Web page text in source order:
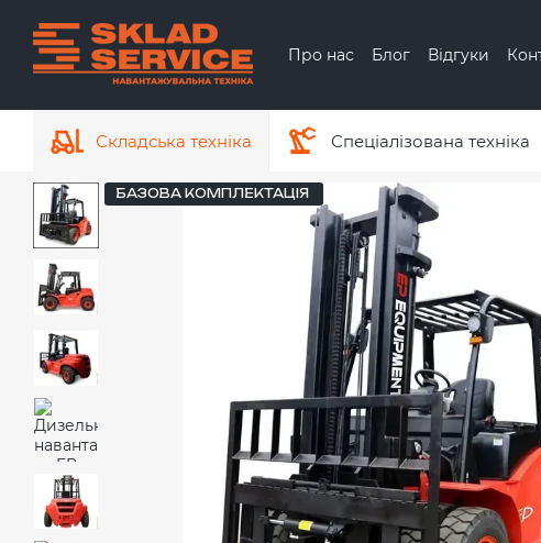
Про нас
Блог Відгуки
Складська техніка Спеціалізована техніка
БАЗОВА КОМПЛЕКТАЦІЯ